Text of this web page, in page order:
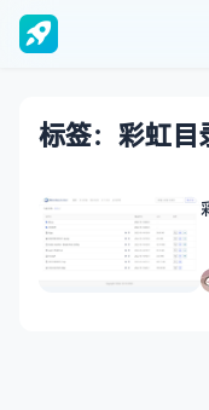
标签：彩虹目